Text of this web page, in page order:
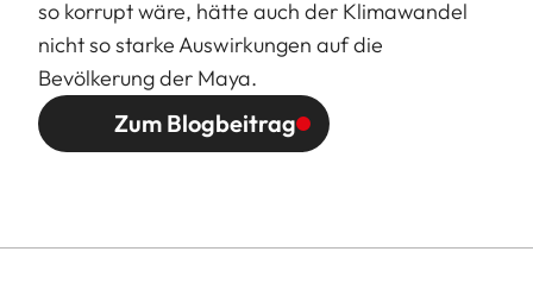
so korrupt wäre, hätte auch der Klimawandel
nicht so starke Auswirkungen auf die
Bevölkerung der Maya.
Zum Blogbeitrag